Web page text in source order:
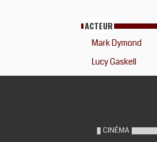
ACTEUR
Mark Dymond
Lucy Gaskell
CINÉMA